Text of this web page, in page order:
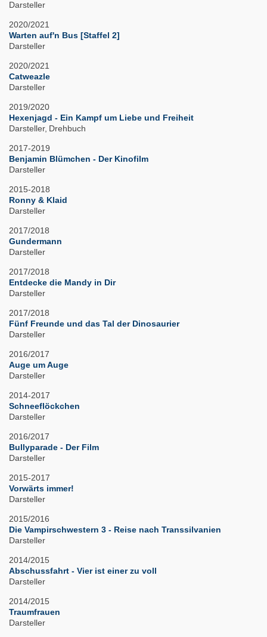
Darsteller
2020/2021
Warten auf'n Bus [Staffel 2]
Darsteller
2020/2021
Catweazle
Darsteller
2019/2020
Hexenjagd - Ein Kampf um Liebe und Freiheit
Darsteller Drehbuch
2017-2019
Benjamin Blümchen - Der Kinofilm
Darsteller
2015-2018
Ronny & Klaid
Darsteller
2017/2018
Gundermann
Darsteller
2017/2018
Entdecke die Mandy in Dir
Darsteller
2017/2018
Fünf Freunde und das Tal der Dinosaurier
Darsteller
2016/2017
Auge um Auge
Darsteller
2014-2017
Schneeflöckchen
Darsteller
2016/2017
Bullyparade - Der Film
Darsteller
2015-2017
Vorwärts immer!
Darsteller
2015/2016
Die Vampirschwestern 3 - Reise nach Transsilvanien
Darsteller
2014/2015
Abschussfahrt - Vier ist einer zu voll
Darsteller
2014/2015
Traumfrauen
Darsteller